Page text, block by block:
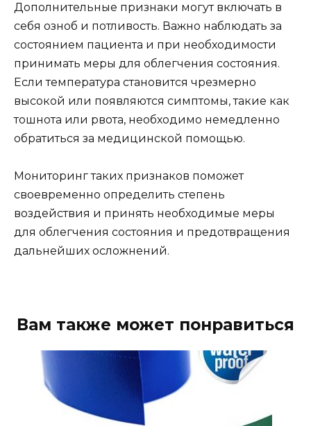
Дополнительные признаки могут включать в
себя озноб и потливость. Важно наблюдать за
состоянием пациента и при необходимости
принимать меры для облегчения состояния.
Если температура становится чрезмерно
высокой или появляются симптомы, такие как
тошнота или рвота, необходимо немедленно
обратиться за медицинской помощью.
Мониторинг таких признаков поможет
своевременно определить степень
воздействия и принять необходимые меры
для облегчения состояния и предотвращения
дальнейших осложнений.
Вам также может понравиться